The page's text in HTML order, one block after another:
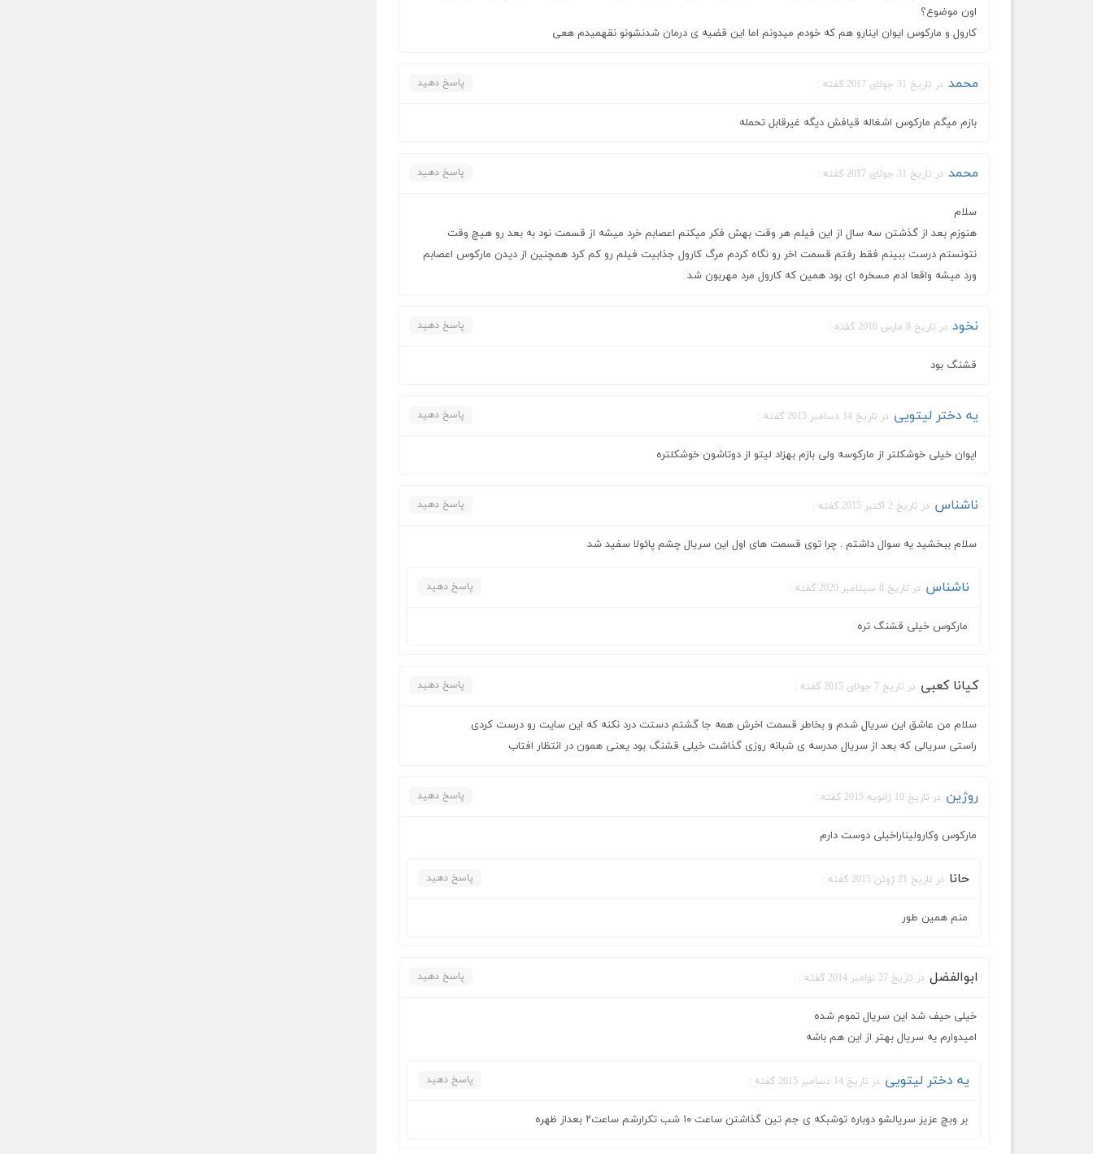
اون موضوع؟
کارول و مارکوس ایوان اینارو هم که خودم میدونم اما این قضیه ی درمان شدنشونو نقهمیدم هعی
محمد در تاریخ 31 جولای 2017 گفته : پاسخ دهید
بازم میگم مارکوس اشغاله قیافش دیگه غیرقابل تحمله
محمد در تاریخ 31 جولای 2017 گفته : پاسخ دهید
سلام
هنوزم بعد از گذشتن سه سال از این فیلم هر وقت بهش فکر میکنم اعصابم خرد میشه از قسمت نود به بعد رو هیچ وقت
نتونستم درست ببینم فقط رفتم قسمت اخر رو نگاه کردم مرگ کارول جذابیت فیلم رو کم کرد همچنین از دیدن مارکوس اعصابم
ورد میشه واقعا ادم مسخره ای بود همین که کارول مرد مهربون شد
نخود در تاریخ 8 مارس 2016 گفته : پاسخ دهید
قشنگ بود
یه دختر لیتویی در تاریخ 14 دسامبر 2015 گفته : پاسخ دهید
ایوان خیلی خوشکلتر از مارکوسه ولی بازم بهزاد لیتو از دوتاشون خوشکلتره
ناشناس در تاریخ 2 اکتبر 2015 گفته : پاسخ دهید
سلام ببخشید یه سوال داشتم . چرا توی قسمت های اول این سریال چشم پائولا سفید شد
ناشناس در تاریخ 8 سپتامبر 2020 گفته : پاسخ دهید
مارکوس خیلی قشنگ تره
کیانا کعبی در تاریخ 7 جولای 2015 گفته : پاسخ دهید
سلام من عاشق این سریال شدم و بخاطر قسمت اخرش همه جا گشتم دستت درد نکنه که این سایت رو درست کردی
راستی سریالی که بعد از سریال مدرسه ی شبانه روزی گذاشت خیلی قشنگ بود یعنی همون در انتظار افتاب
روژین در تاریخ 10 ژانویه 2015 گفته : پاسخ دهید
مارکوس وکارولیناراخیلی دوست دارم
حانا در تاریخ 21 ژوئن 2015 گفته : پاسخ دهید
منم همین طور
ابوالفضل در تاریخ 27 نوامبر 2014 گفته : پاسخ دهید
خیلی حیف شد این سریال تموم شده
امیدوارم یه سریال بهتر از این هم باشه
یه دختر لیتویی در تاریخ 14 دسامبر 2015 گفته : پاسخ دهید
بر وبچ عزیز سریالشو دوباره توشبکه ی جم تین گذاشتن ساعت ۱۰ شب تکرارشم ساعت۲ بعداز ظهره